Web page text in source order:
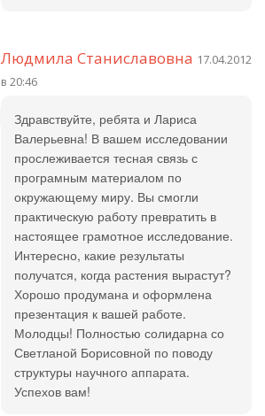
Людмила Станиславовна 17.04.2012
в 20:46
Здравствуйте, ребята и Лариса
Валерьевна! В вашем исследовании
прослеживается тесная связь с
програмным материалом по
окружающему миру. Вы смогли
практическую работу превратить в
настоящее грамотное исследование.
Интересно, какие результаты
получатся, когда растения вырастут?
Хорошо продумана и оформлена
презентация к вашей работе.
Молодцы! Полностью солидарна со
Светланой Борисовной по поводу
структуры научного аппарата.
Успехов вам!